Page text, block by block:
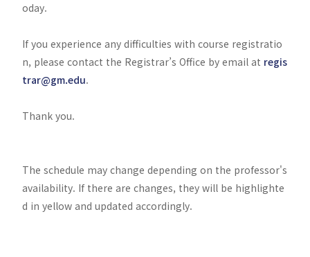
oday.
If you experience any difficulties with course registratio
n, please contact the Registrar’s Office by email at regis
trar@gm.edu.
Thank you.
The schedule may change depending on the professor's
availability. If there are changes, they will be highlighte
d in yellow and updated accordingly.